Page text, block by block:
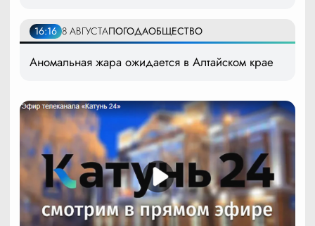
16:16 8 АВГУСТАПОГОДАОБЩЕСТВО
Аномальная жара ожидается в Алтайском крае